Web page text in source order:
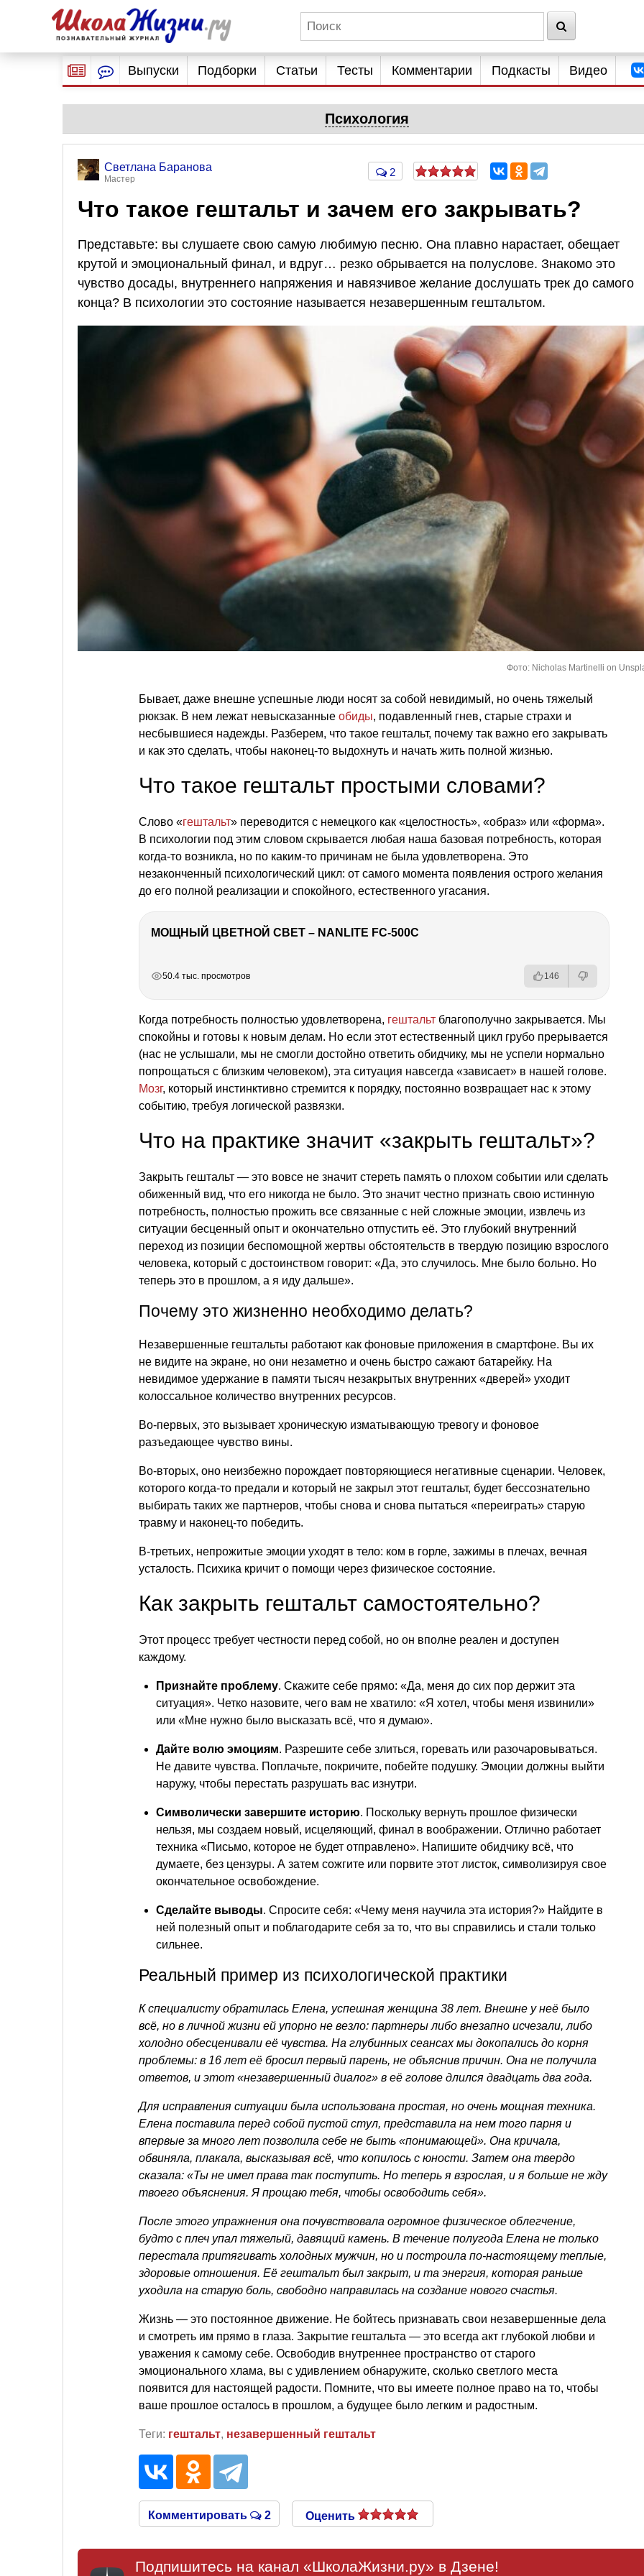
Выпуски Подборки Статьи Тесты Комментарии Подкасты Видео
Психология
Светлана Баранова
Мастер
2
Что такое гештальт и зачем его закрывать?
Представьте: вы слушаете свою самую любимую песню. Она плавно нарастает, обещает
крутой и эмоциональный финал, и вдруг… резко обрывается на полуслове. Знакомо это
чувство досады, внутреннего напряжения и навязчивое желание дослушать трек до самого
конца? В психологии это состояние называется незавершенным гештальтом.
Фото: Nicholas Martinelli on
Бывает, даже внешне успешные люди носят за собой невидимый, но очень тяжелый
рюкзак. В нем лежат невысказанные обиды, подавленный гнев, старые страхи и
несбывшиеся надежды. Разберем, что такое гештальт, почему так важно его закрывать
и как это сделать, чтобы наконец-то выдохнуть и начать жить полной жизнью.
Что такое гештальт простыми словами?
Слово «гештальт» переводится с немецкого как «целостность», «образ» или «форма».
В психологии под этим словом скрывается любая наша базовая потребность, которая
когда-то возникла, но по каким-то причинам не была удовлетворена. Это
незаконченный психологический цикл: от самого момента появления острого желания
до его полной реализации и спокойного, естественного угасания.
МОЩНЫЙ ЦВЕТНОЙ СВЕТ – NANLITE FC-500C
50.4 тыс. просмотров 146
Когда потребность полностью удовлетворена, гештальт благополучно закрывается. Мы
спокойны и готовы к новым делам. Но если этот естественный цикл грубо прерывается
(нас не услышали, мы не смогли достойно ответить обидчику, мы не успели нормально
попрощаться с близким человеком), эта ситуация навсегда «зависает» в нашей голове.
Мозг, который инстинктивно стремится к порядку, постоянно возвращает нас к этому
событию, требуя логической развязки.
Что на практике значит «закрыть гештальт»?
Закрыть гештальт — это вовсе не значит стереть память о плохом событии или сделать
обиженный вид, что его никогда не было. Это значит честно признать свою истинную
потребность, полностью прожить все связанные с ней сложные эмоции, извлечь из
ситуации бесценный опыт и окончательно отпустить её. Это глубокий внутренний
переход из позиции беспомощной жертвы обстоятельств в твердую позицию взрослого
человека, который с достоинством говорит: «Да, это случилось. Мне было больно. Но
теперь это в прошлом, а я иду дальше».
Почему это жизненно необходимо делать?
Незавершенные гештальты работают как фоновые приложения в смартфоне. Вы их
не видите на экране, но они незаметно и очень быстро сажают батарейку. На
невидимое удержание в памяти тысяч незакрытых внутренних «дверей» уходит
колоссальное количество внутренних ресурсов.
Во-первых, это вызывает хроническую изматывающую тревогу и фоновое
разъедающее чувство вины.
Во-вторых, оно неизбежно порождает повторяющиеся негативные сценарии. Человек,
которого когда-то предали и который не закрыл этот гештальт, будет бессознательно
выбирать таких же партнеров, чтобы снова и снова пытаться «переиграть» старую
травму и наконец-то победить.
В-третьих, непрожитые эмоции уходят в тело: ком в горле, зажимы в плечах, вечная
усталость. Психика кричит о помощи через физическое состояние.
Как закрыть гештальт самостоятельно?
Этот процесс требует честности перед собой, но он вполне реален и доступен
каждому.
Признайте проблему. Скажите себе прямо: «Да, меня до сих пор держит эта
ситуация». Четко назовите, чего вам не хватило: «Я хотел, чтобы меня извинили»
или «Мне нужно было высказать всё, что я думаю».
Дайте волю эмоциям. Разрешите себе злиться, горевать или разочаровываться.
Не давите чувства. Поплачьте, покричите, побейте подушку. Эмоции должны выйти
наружу, чтобы перестать разрушать вас изнутри.
Символически завершите историю. Поскольку вернуть прошлое физически
нельзя, мы создаем новый, исцеляющий, финал в воображении. Отлично работает
техника «Письмо, которое не будет отправлено». Напишите обидчику всё, что
думаете, без цензуры. А затем сожгите или порвите этот листок, символизируя свое
окончательное освобождение.
Сделайте выводы. Спросите себя: «Чему меня научила эта история?» Найдите в
ней полезный опыт и поблагодарите себя за то, что вы справились и стали только
сильнее.
Реальный пример из психологической практики
К специалисту обратилась Елена, успешная женщина 38 лет. Внешне у неё было
всё, но в личной жизни ей упорно не везло: партнеры либо внезапно исчезали, либо
холодно обесценивали её чувства. На глубинных сеансах мы докопались до корня
проблемы: в 16 лет её бросил первый парень, не объяснив причин. Она не получила
ответов, и этот «незавершенный диалог» в её голове длился двадцать два года.
Для исправления ситуации была использована простая, но очень мощная техника.
Елена поставила перед собой пустой стул, представила на нем того парня и
впервые за много лет позволила себе не быть «понимающей». Она кричала,
обвиняла, плакала, высказывая всё, что копилось с юности. Затем она твердо
сказала: «Ты не имел права так поступить. Но теперь я взрослая, и я больше не жду
твоего объяснения. Я прощаю тебя, чтобы освободить себя».
После этого упражнения она почувствовала огромное физическое облегчение,
будто с плеч упал тяжелый, давящий камень. В течение полугода Елена не только
перестала притягивать холодных мужчин, но и построила по-настоящему теплые,
здоровые отношения. Её гештальт был закрыт, и та энергия, которая раньше
уходила на старую боль, свободно направилась на создание нового счастья.
Жизнь — это постоянное движение. Не бойтесь признавать свои незавершенные дела
и смотреть им прямо в глаза. Закрытие гештальта — это всегда акт глубокой любви и
уважения к самому себе. Освободив внутреннее пространство от старого
эмоционального хлама, вы с удивлением обнаружите, сколько светлого места
появится для настоящей радости. Помните, что вы имеете полное право на то, чтобы
ваше прошлое осталось в прошлом, а будущее было легким и радостным.
Теги: гештальт, незавершенный гештальт
Комментировать 2 Оценить
Подпишитесь на канал «ШколаЖизни.ру» в Дзене!